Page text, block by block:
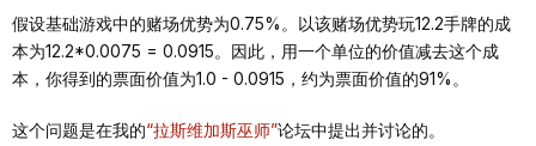
假设基础游戏中的赌场优势为0.75%。以该赌场优势玩12.2手牌的成
本为12.2*0.0075 = 0.0915。因此，用一个单位的价值减去这个成
本，你得到的票面价值为1.0 - 0.0915，约为票面价值的91%。
这个问题是在我的“拉斯维加斯巫师”论坛中提出并讨论的。